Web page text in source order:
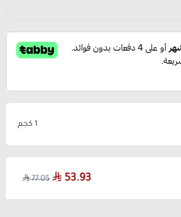
1 كجم
53.93
77.05